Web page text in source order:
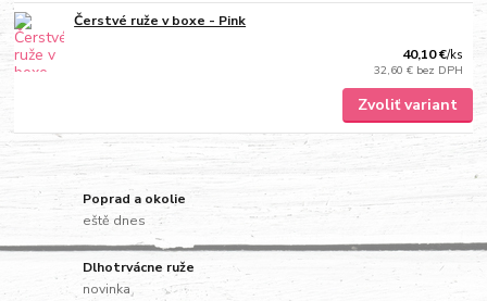
Čerstvé ruže v boxe - Pink
40,10 €/ks
32,60 € bez DPH
Zvoliť variant
Poprad a okolie
eště dnes
Dlhotrvácne ruže
novinka